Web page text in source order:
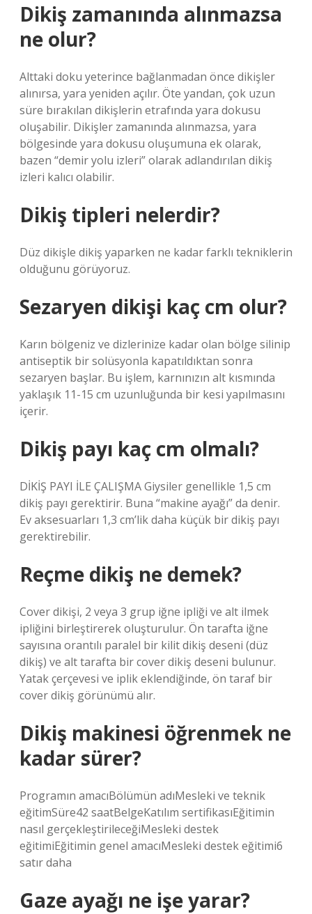
Dikiş zamanında alınmazsa
ne olur?
Alttaki doku yeterince bağlanmadan önce dikişler
alınırsa, yara yeniden açılır. Öte yandan, çok uzun
süre bırakılan dikişlerin etrafında yara dokusu
oluşabilir. Dikişler zamanında alınmazsa, yara
bölgesinde yara dokusu oluşumuna ek olarak,
bazen “demir yolu izleri” olarak adlandırılan dikiş
izleri kalıcı olabilir.
Dikiş tipleri nelerdir?
Düz dikişle dikiş yaparken ne kadar farklı tekniklerin
olduğunu görüyoruz.
Sezaryen dikişi kaç cm olur?
Karın bölgeniz ve dizlerinize kadar olan bölge silinip
antiseptik bir solüsyonla kapatıldıktan sonra
sezaryen başlar. Bu işlem, karnınızın alt kısmında
yaklaşık 11-15 cm uzunluğunda bir kesi yapılmasını
içerir.
Dikiş payı kaç cm olmalı?
DİKİŞ PAYI İLE ÇALIŞMA Giysiler genellikle 1,5 cm
dikiş payı gerektirir. Buna “makine ayağı” da denir.
Ev aksesuarları 1,3 cm’lik daha küçük bir dikiş payı
gerektirebilir.
Reçme dikiş ne demek?
Cover dikişi, 2 veya 3 grup iğne ipliği ve alt ilmek
ipliğini birleştirerek oluşturulur. Ön tarafta iğne
sayısına orantılı paralel bir kilit dikiş deseni (düz
dikiş) ve alt tarafta bir cover dikiş deseni bulunur.
Yatak çerçevesi ve iplik eklendiğinde, ön taraf bir
cover dikiş görünümü alır.
Dikiş makinesi öğrenmek ne
kadar sürer?
Programın amacıBölümün adıMesleki ve teknik
eğitimSüre42 saatBelgeKatılım sertifikasıEğitimin
nasıl gerçekleştirileceğiMesleki destek
eğitimiEğitimin genel amacıMesleki destek eğitimi6
satır daha
Gaze ayağı ne işe yarar?